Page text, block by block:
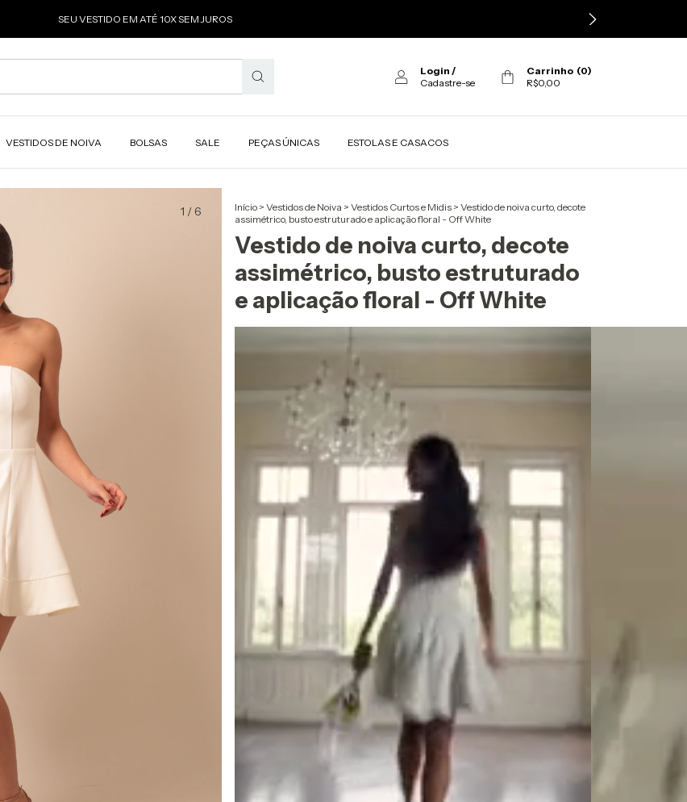
SEU VESTIDO EM ATÉ 10X SEM JUROS
Login /
Cadastre-se
Carrinho (0)
R$0,00
VESTIDOS DE NOIVA BOLSAS SALE PEÇAS ÚNICAS ESTOLAS E CASACOS
1 / 6 Início > Vestidos de Noiva > Vestidos Curtos e Midis > Vestido de noiva curto, decote
assimétrico, busto estruturado e aplicação floral - Off White
Vestido de noiva curto, decote
assimétrico, busto estruturado
e aplicação floral - Off White